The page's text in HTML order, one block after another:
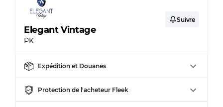
Elegant Vintage
PK
Suivre
Expédition et Douanes
Protection de l'acheteur Fleek